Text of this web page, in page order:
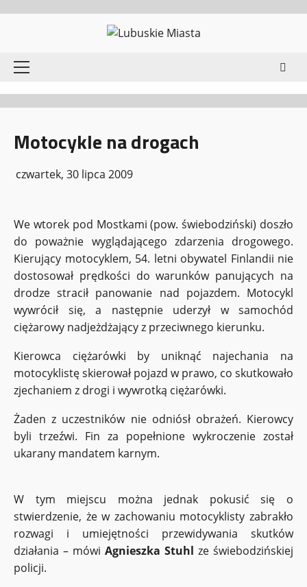
Menu
główne
Motocykle na drogach
czwartek, 30 lipca 2009
We wtorek pod Mostkami (pow. świebodziński) doszło
do poważnie wyglądającego zdarzenia drogowego.
Kierujący motocyklem, 54. letni obywatel Finlandii nie
dostosował prędkości do warunków panujących na
drodze stracił panowanie nad pojazdem. Motocykl
wywrócił się, a następnie uderzył w samochód
ciężarowy nadjeżdżający z przeciwnego kierunku.
Kierowca ciężarówki by uniknąć najechania na
motocyklistę skierował pojazd w prawo, co skutkowało
zjechaniem z drogi i wywrotką ciężarówki.
Żaden z uczestników nie odniósł obrażeń. Kierowcy
byli trzeźwi. Fin za popełnione wykroczenie został
ukarany mandatem karnym.
W tym miejscu można jednak pokusić się o
stwierdzenie, że w zachowaniu motocyklisty zabrakło
rozwagi i umiejętności przewidywania skutków
działania – mówi Agnieszka Stuhl ze świebodzińskiej
policji.